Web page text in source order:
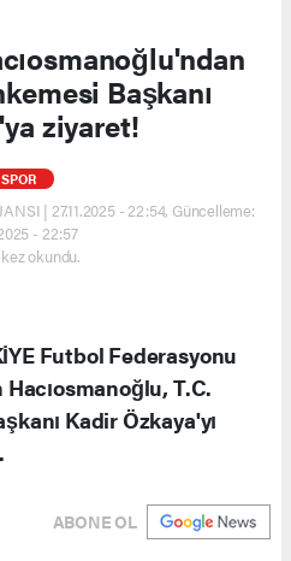
Başkanı
ziyaret!
SPOR
| 27.11.2025 - 22:54, Güncelleme:
- 22:57
okundu.
Futbol Federasyonu
T.C.
Kadir Özkaya'yı
ABONE OL